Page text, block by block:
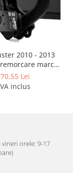
2010 - 2013
marca
Autohak
Lei
inclus
orele: 9-17